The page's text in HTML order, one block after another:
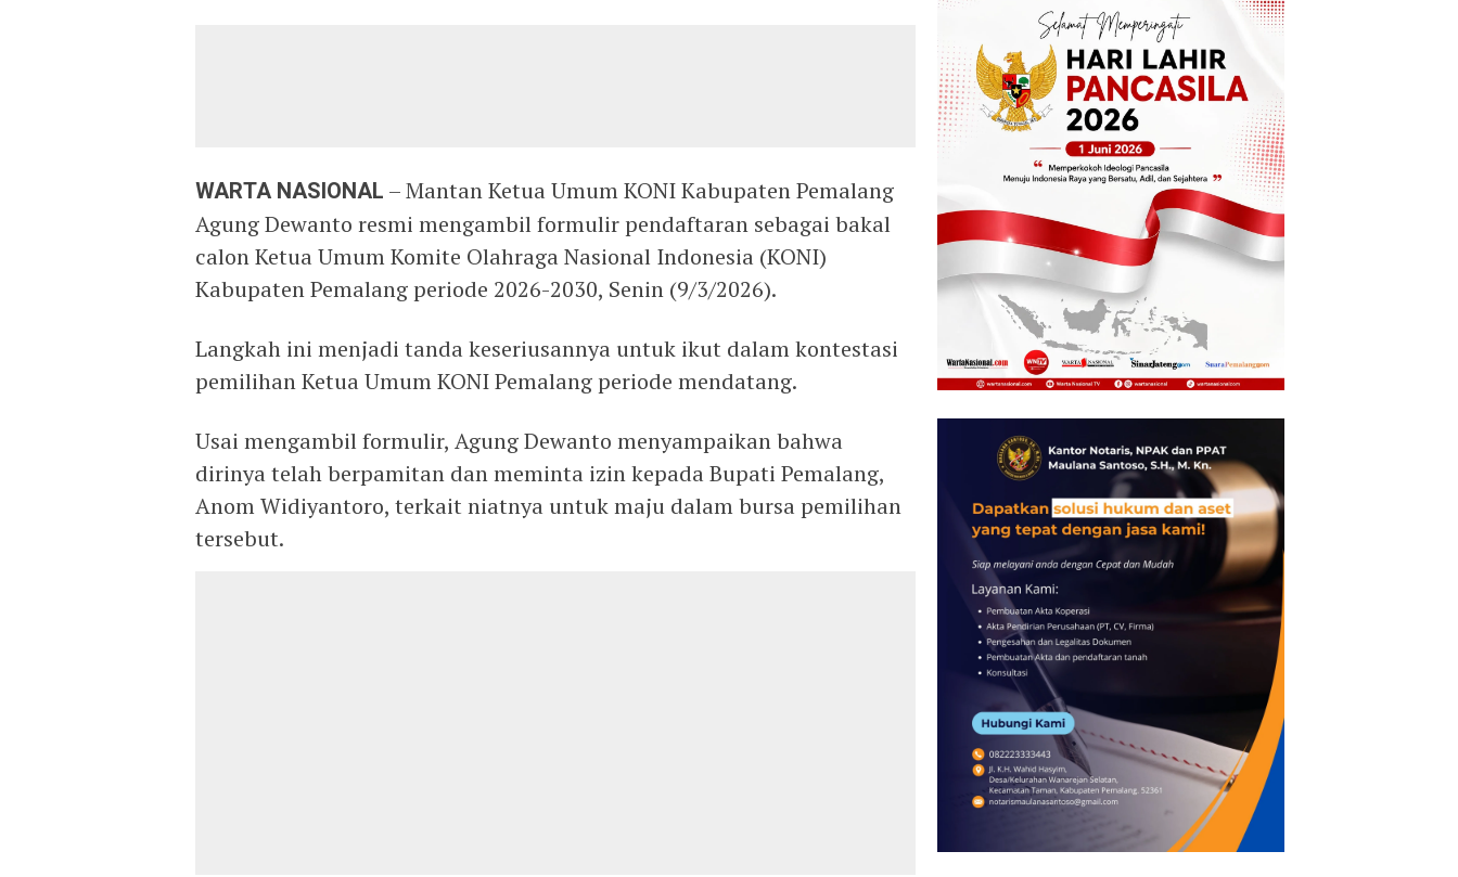
WARTA NASIONAL – Mantan Ketua Umum KONI Kabupaten Pemalang
Agung Dewanto resmi mengambil formulir pendaftaran sebagai bakal
calon Ketua Umum Komite Olahraga Nasional Indonesia (KONI)
Kabupaten Pemalang periode 2026-2030, Senin (9/3/2026).
Langkah ini menjadi tanda keseriusannya untuk ikut dalam kontestasi
pemilihan Ketua Umum KONI Pemalang periode mendatang.
Usai mengambil formulir, Agung Dewanto menyampaikan bahwa
dirinya telah berpamitan dan meminta izin kepada Bupati Pemalang,
Anom Widiyantoro, terkait niatnya untuk maju dalam bursa pemilihan
tersebut.